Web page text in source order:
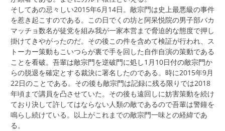
そしてあの忌々しい2015年6月14日。敵宗門は史上最悪級の事件
を惹き起こすのである。この日でくの坊と阿呆悦院の男子部バカ
マッチョ数名が徒党を組み我が一家本営まで脅迫的な態度で押し
掛けてきやがったのだ。その後この件を含めて検証が行われ、ス
トーカー策動もこいつらが裏で手を回した自作自演の策動である
ことを看破。吾輩は敵宗門を逆破門に処し1月10日付の敵宗門か
らの脱退を確定とする裁決に署名したのである。時に2015年9月
22日のことである。その後も敵宗門は記録に残る限りでは2018
年頃まで講員を凸させていた。その後も遠回しに妨害策動を続け
ており決して許してはならない人類の敵であるので吾輩は警鐘を
鳴らし続けている。以上がこれまでの敵宗門一味との経緯であ
る。